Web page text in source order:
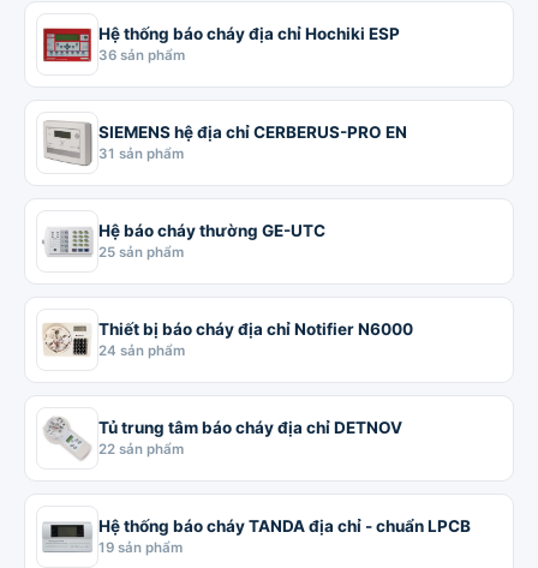
Hệ thống báo cháy địa chỉ Hochiki ESP
36 sản phẩm
SIEMENS hệ địa chỉ CERBERUS-PRO EN
31 sản phẩm
Hệ báo cháy thường GE-UTC
25 sản phẩm
Thiết bị báo cháy địa chỉ Notifier N6000
24 sản phẩm
Tủ trung tâm báo cháy địa chỉ DETNOV
22 sản phẩm
Hệ thống báo cháy TANDA địa chỉ - chuẩn LPCB
19 sản phẩm